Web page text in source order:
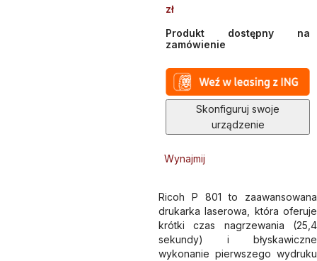
Wynajmij
zł
Produkt dostępny na
zamówienie
Skonfiguruj swoje
urządzenie
Alternative:
Ricoh P 801 to zaawansowana
drukarka laserowa, która oferuje
krótki czas nagrzewania (25,4
sekundy) i błyskawiczne
wykonanie pierwszego wydruku